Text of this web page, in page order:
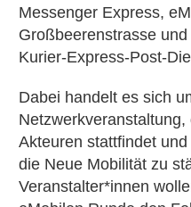
Messenger Express,
Großbeerenstrasse
Kurier-Express-Post-
Dabei handelt es sich
Akteuren stattfindet
die Neue Mobilität zu
Veranstalter*innen